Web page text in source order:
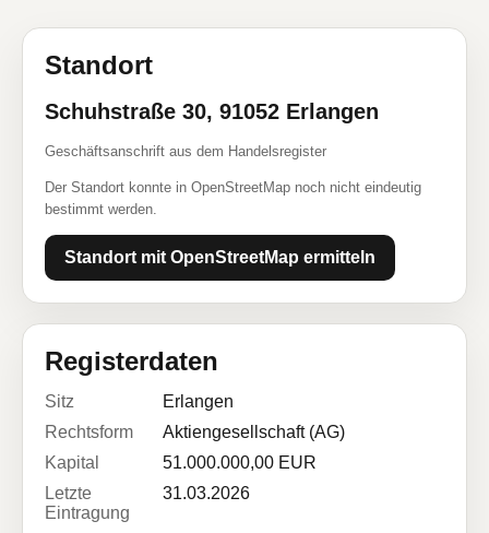
Standort
Schuhstraße 30, 91052 Erlangen
Geschäftsanschrift aus dem Handelsregister
Der Standort konnte in OpenStreetMap noch nicht eindeutig
bestimmt werden.
Standort mit OpenStreetMap ermitteln
Registerdaten
Sitz
Erlangen
Rechtsform
Aktiengesellschaft (AG)
Kapital
51.000.000,00 EUR
Letzte
Eintragung
31.03.2026